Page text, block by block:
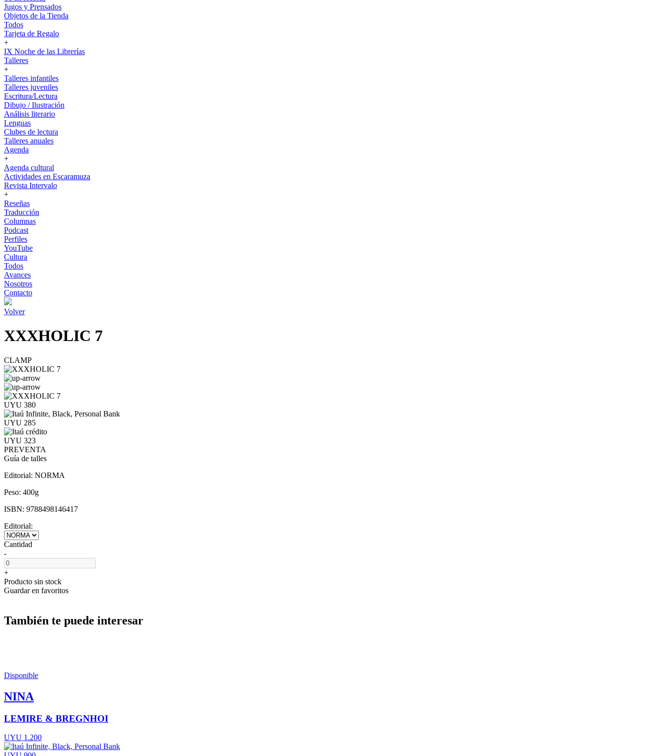
Jugos y Prensados
Objetos de la Tienda
Todos
Tarjeta de Regalo
+
IX Noche de las Librerías
Talleres
+
Talleres infantiles
Talleres juveniles
Escritura/Lectura
Dibujo / Ilustración
Análisis literario
Lenguas
Clubes de lectura
Talleres anuales
Agenda
+
Agenda cultural
Actividades en Escaramuza
Revista Intervalo
+
Reseñas
Traducción
Columnas
Podcast
Perfiles
YouTube
Cultura
Todos
Avances
Nosotros
Contacto
Volver
XXXHOLIC 7
CLAMP
UYU 380
UYU 285
UYU 323
PREVENTA
Guía de talles
Editorial: NORMA
Peso: 400g
ISBN: 9788498146417
Editorial:
Cantidad
-
+
Producto sin stock
Guardar en favoritos
También te puede interesar
Disponible
NINA
LEMIRE & BREGNHOI
UYU 1.200